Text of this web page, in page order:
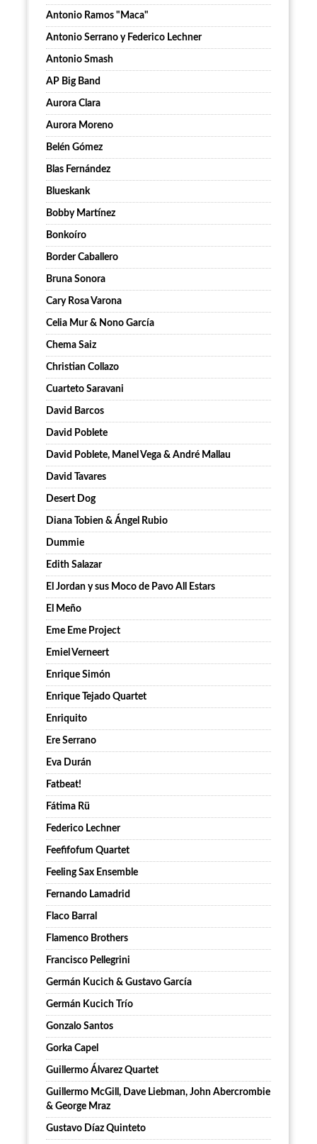
Antonio Ramos "Maca"
Antonio Serrano y Federico Lechner
Antonio Smash
AP Big Band
Aurora Clara
Aurora Moreno
Belén Gómez
Blas Fernández
Blueskank
Bobby Martínez
Bonkoíro
Border Caballero
Bruna Sonora
Cary Rosa Varona
Celia Mur & Nono García
Chema Saiz
Christian Collazo
Cuarteto Saravani
David Barcos
David Poblete
David Poblete, Manel Vega & André Mallau
David Tavares
Desert Dog
Diana Tobien & Ángel Rubio
Dummie
Edith Salazar
El Jordan y sus Moco de Pavo All Estars
El Meño
Eme Eme Project
Emiel Verneert
Enrique Simón
Enrique Tejado Quartet
Enriquito
Ere Serrano
Eva Durán
Fatbeat!
Fátima Rü
Federico Lechner
Feefifofum Quartet
Feeling Sax Ensemble
Fernando Lamadrid
Flaco Barral
Flamenco Brothers
Francisco Pellegrini
Germán Kucich & Gustavo García
Germán Kucich Trío
Gonzalo Santos
Gorka Capel
Guillermo Álvarez Quartet
Guillermo McGill, Dave Liebman, John Abercrombie
& George Mraz
Gustavo Díaz Quinteto